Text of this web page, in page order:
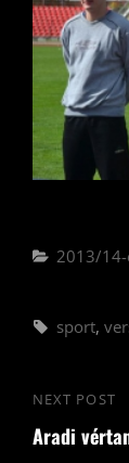
2013/14-
Tags,
sport,
Bejegyzés
Next
Post
NEXT POST
Aradi